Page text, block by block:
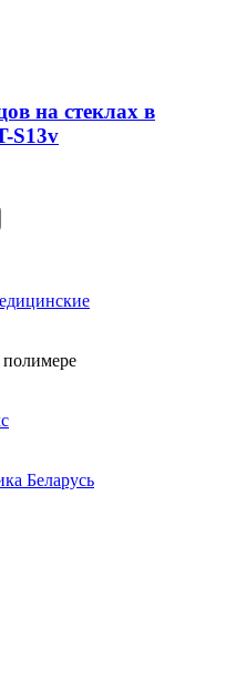
на стеклах в
S13v
полимере
Беларусь